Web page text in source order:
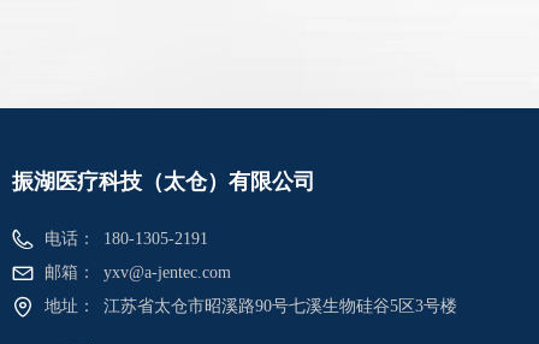
振湖医疗科技（太仓）有限公司
电话：
180-1305-2191
邮箱：
yxv@a-jentec.com
地址：
江苏省太仓市昭溪路90号七溪生物硅谷5区3号楼